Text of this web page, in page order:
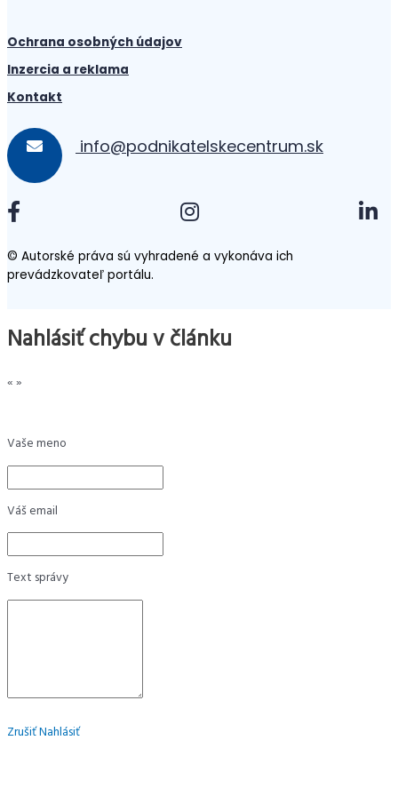
Ochrana osobných údajov
Inzercia a reklama
Kontakt
info@podnikatelskecentrum.sk
© Autorské práva sú vyhradené a vykonáva ich
prevádzkovateľ portálu.
Nahlásiť chybu v článku
«»
Vaše meno
Váš email
Text správy
ZrušiťNahlásiť